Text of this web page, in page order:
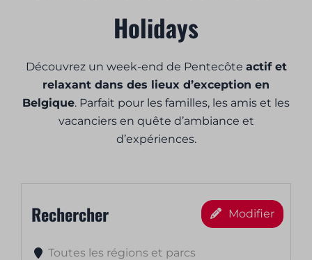
Holidays
Découvrez un week-end de Pentecôte actif et
relaxant dans des lieux d’exception en
Belgique. Parfait pour les familles, les amis et les
vacanciers en quête d’ambiance et
d’expériences.
Rechercher Modifier
Toutes les régions et parcs